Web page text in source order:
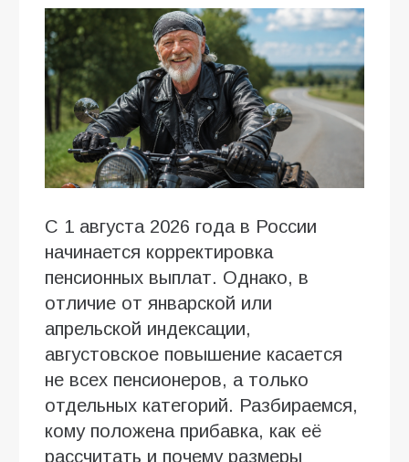
С 1 августа 2026 года в России
начинается корректировка
пенсионных выплат. Однако, в
отличие от январской или
апрельской индексации,
августовское повышение касается
не всех пенсионеров, а только
отдельных категорий. Разбираемся,
кому положена прибавка, как её
рассчитать и почему размеры